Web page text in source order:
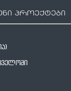
პროექტები